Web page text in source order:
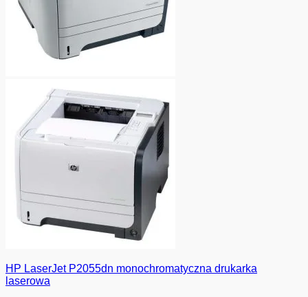
HP LaserJet P2055dn monochromatyczna drukarka
laserowa